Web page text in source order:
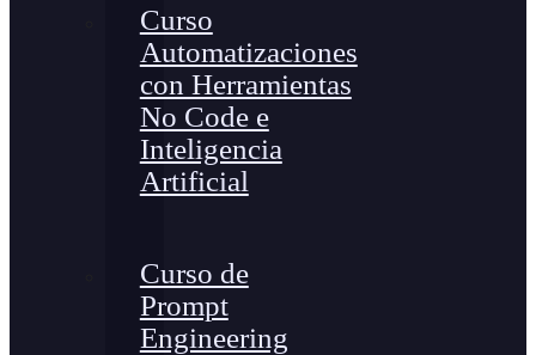
Curso
Automatizaciones
con Herramientas
No Code e
Inteligencia
Artificial
Curso de
Prompt
Engineering